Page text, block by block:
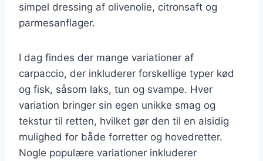
simpel dressing af olivenolie, citronsaft og
parmesanflager.
I dag findes der mange variationer af
carpaccio, der inkluderer forskellige typer kød
og fisk, såsom laks, tun og svampe. Hver
variation bringer sin egen unikke smag og
tekstur til retten, hvilket gør den til en alsidig
mulighed for både forretter og hovedretter.
Nogle populære variationer inkluderer